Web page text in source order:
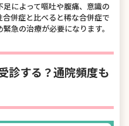
によって嘔吐や腹痛、意識の
併症と比べると稀な合併症で
急の治療が必要になります。
診する？通院頻度も